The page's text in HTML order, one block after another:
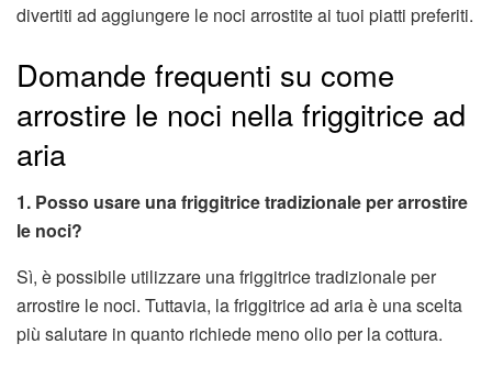
divertiti ad aggiungere le noci arrostite ai tuoi piatti preferiti.
Domande frequenti su come
arrostire le noci nella friggitrice ad
aria
1. Posso usare una friggitrice tradizionale per arrostire
le noci?
Sì, è possibile utilizzare una friggitrice tradizionale per
arrostire le noci. Tuttavia, la friggitrice ad aria è una scelta
più salutare in quanto richiede meno olio per la cottura.